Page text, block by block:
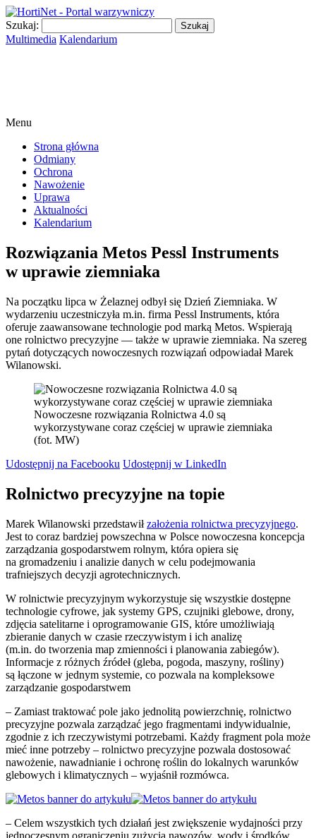
Szukaj:
Multimedia Kalendarium
Menu
Strona główna
Odmiany
Ochrona
Nawożenie
Uprawa
Aktualności
Kalendarium
Rozwiązania Metos Pessl Instruments
w uprawie ziemniaka
Na początku lipca w Żelaznej odbył się Dzień Ziemniaka. W
wydarzeniu uczestniczyła m.in. firma Pessl Instruments, która
oferuje zaawansowane technologie pod marką Metos. Wspierają
one rolnictwo precyzyjne — także w uprawie ziemniaka. Na szereg
pytań dotyczących nowoczesnych rozwiązań odpowiadał Marek
Wilanowski.
Nowoczesne rozwiązania Rolnictwa 4.0 są
wykorzystywane coraz częściej w uprawie ziemniaka
(fot. MW)
Udostępnij na Facebooku Udostępnij w LinkedIn
Rolnictwo precyzyjne na topie
Marek Wilanowski przedstawiłzałożenia rolnictwa precyzyjnego.
Jest to coraz bardziej powszechna w Polsce nowoczesna koncepcja
zarządzania gospodarstwem rolnym, która opiera się
na gromadzeniu i analizie danych w celu podejmowania
trafniejszych decyzji agrotechnicznych.
W rolnictwie precyzyjnym wykorzystuje się wszystkie dostępne
technologie cyfrowe, jak systemy GPS, czujniki glebowe, drony,
zdjęcia satelitarne i oprogramowanie GIS, które umożliwiają
zbieranie danych w czasie rzeczywistym i ich analizę
(m.in. do tworzenia map zmienności i planowania zabiegów).
Informacje z różnych źródeł (gleba, pogoda, maszyny, rośliny)
są łączone w jednym systemie, co pozwala na kompleksowe
zarządzanie gospodarstwem
– Zamiast traktować pole jako jednolitą powierzchnię, rolnictwo
precyzyjne pozwala zarządzać jego fragmentami indywidualnie,
zgodnie z ich rzeczywistymi potrzebami. Każdy fragment pola może
mieć inne potrzeby – rolnictwo precyzyjne pozwala dostosować
nawożenie, nawadnianie i ochronę roślin do lokalnych warunków
glebowych i klimatycznych – wyjaśnił rozmówca.
– Celem wszystkich tych działań jest zwiększenie wydajności przy
jednoczesnym ograniczeniu zużycia nawozów, wody i środków